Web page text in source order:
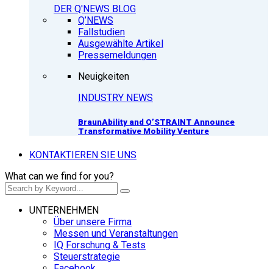
DER Q'NEWS BLOG
Q’NEWS
Fallstudien
Ausgewählte Artikel
Pressemeldungen
Neuigkeiten
INDUSTRY NEWS
BraunAbility and Q’STRAINT Announce
Transformative Mobility Venture
KONTAKTIEREN SIE UNS
What can we find for you?
UNTERNEHMEN
Über unsere Firma
Messen und Veranstaltungen
IQ Forschung & Tests
Steuerstrategie